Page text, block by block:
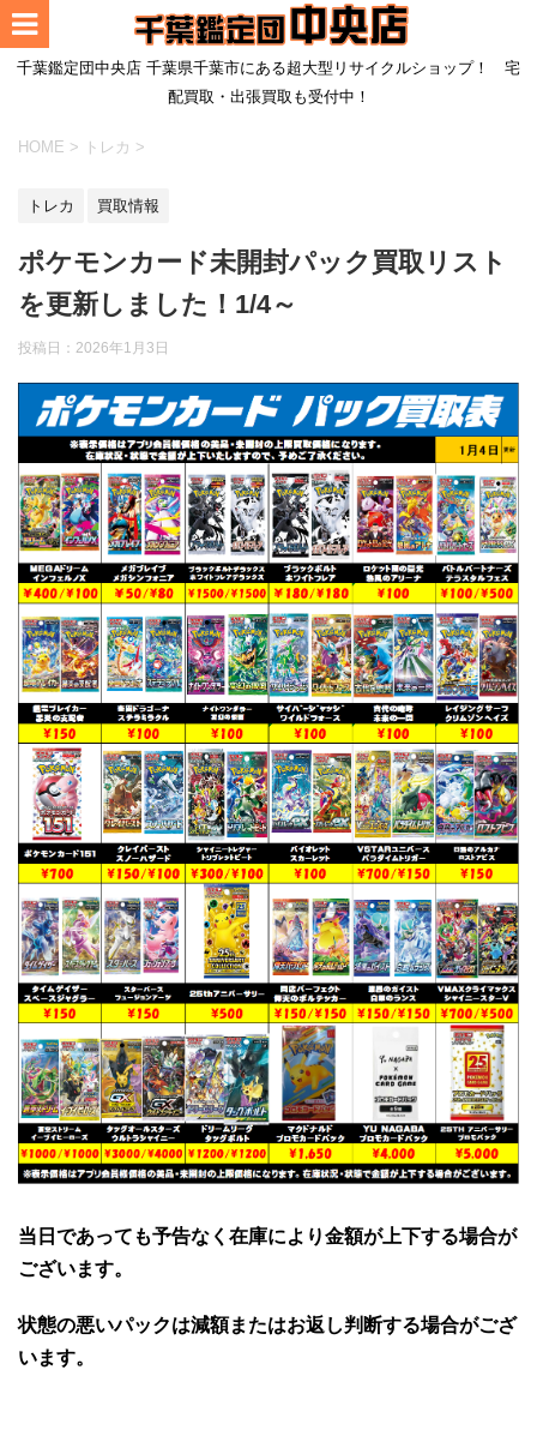
千葉鑑定団中央店 千葉県千葉市にある超大型リサイクルショップ！ 宅
配買取・出張買取も受付中！
HOME > トレカ >
トレカ 買取情報
ポケモンカード未開封パック買取リスト
を更新しました！1/4～
投稿日： 2026年1月3日
当日であっても予告なく在庫により金額が上下する場合が
ございます。
状態の悪いパックは減額またはお返し判断する場合がござ
います。